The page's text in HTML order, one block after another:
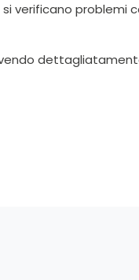
verificano problemi